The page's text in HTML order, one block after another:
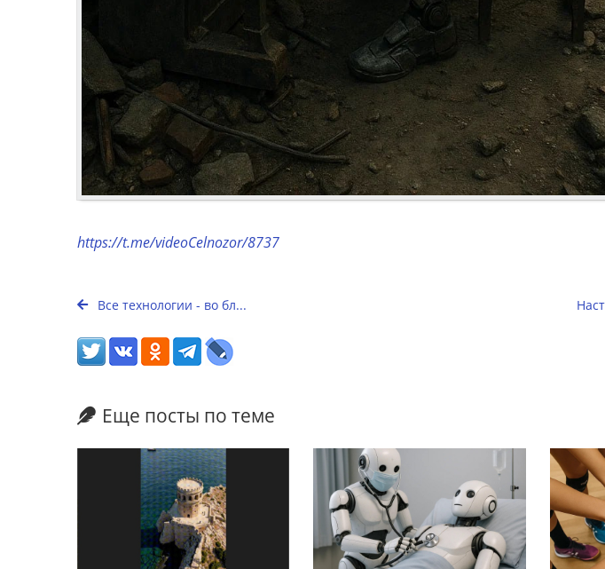
https://t.me/videoCelnozor/8737
Все технологии - во бл...
Еще посты по теме